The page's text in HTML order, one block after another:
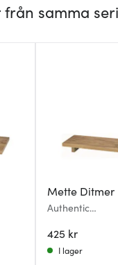
från samma
Mette Ditmer
Authentic
cm ek
425 kr
I lager